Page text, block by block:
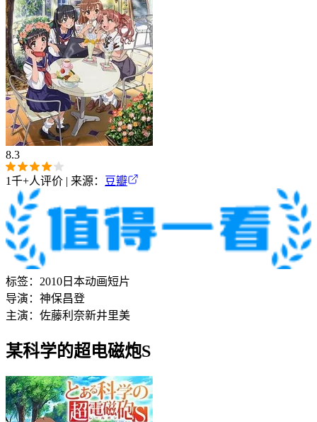
8.3
1千+人评价 | 来源： 豆瓣
标签： 2010 日本动画短片
导演： 神保昌登
主演： 佐藤利奈新井里美
某科学的超电磁炮S